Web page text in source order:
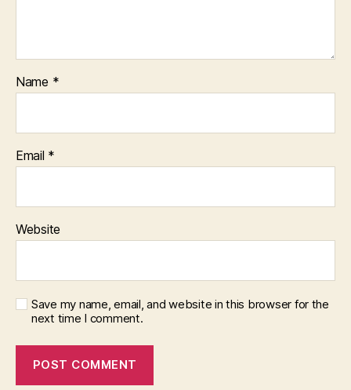
Name *
Email *
Website
Save my name, email, and website in this browser for the
next time I comment.